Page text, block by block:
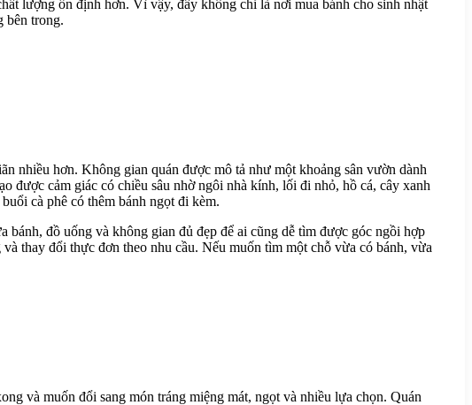
lượng ổn định hơn. Vì vậy, đây không chỉ là nơi mua bánh cho sinh nhật
bên trong.
nhiều hơn. Không gian quán được mô tả như một khoảng sân vườn dành
được cảm giác có chiều sâu nhờ ngôi nhà kính, lối đi nhỏ, hồ cá, cây xanh
cà phê có thêm bánh ngọt đi kèm.
đồ uống và không gian đủ đẹp để ai cũng dễ tìm được góc ngồi hợp
thay đổi thực đơn theo nhu cầu. Nếu muốn tìm một chỗ vừa có bánh, vừa
và muốn đổi sang món tráng miệng mát, ngọt và nhiều lựa chọn. Quán